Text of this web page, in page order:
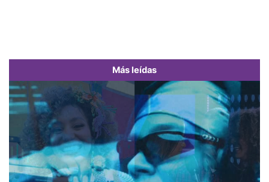
Más leídas